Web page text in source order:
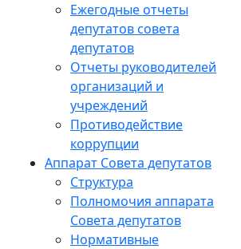
Ежегодные отчеты
депутатов совета
депутатов
Отчеты руководителей
организаций и
учреждений
Противодействие
коррупции
Аппарат Совета депутатов
Структура
Полномочия аппарата
Совета депутатов
Нормативные